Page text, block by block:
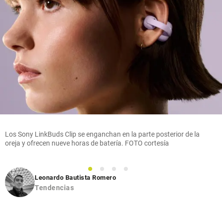
Los Sony LinkBuds Clip se enganchan en la parte posterior de la
oreja y ofrecen nueve horas de batería. FOTO cortesía
1 2 3
4
Leonardo Bautista Romero
Tendencias